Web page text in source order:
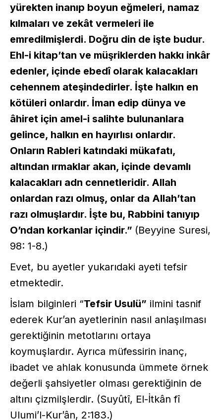
yürekten inanıp boyun eğmeleri, namaz
kılmaları ve zekât vermeleri ile
emredilmişlerdi. Doğru din de işte budur.
Ehl-i kitap’tan ve müşriklerden hakkı inkâr
edenler, içinde ebedî olarak kalacakları
cehennem ateşindedirler. İşte halkın en
kötüleri onlardır. İman edip dünya ve
âhiret için amel-i salihte bulunanlara
gelince, halkın en hayırlısı onlardır.
Onların Rableri katındaki mükafatı,
altından ırmaklar akan, içinde devamlı
kalacakları adn cennetleridir. Allah
onlardan razı olmuş, onlar da Allah’tan
razı olmuşlardır. İşte bu, Rabbini tanıyıp
O’ndan korkanlar içindir.” (Beyyine Suresi,
98: 1-8.)
Evet, bu ayetler yukarıdaki ayeti tefsir
etmektedir.
İslam bilginleri “Tefsir Usulü” ilmini tasnif
ederek Kur’an ayetlerinin nasıl anlaşılması
gerektiğinin metotlarını ortaya
koymuşlardır. Ayrıca müfessirin inanç,
ibadet ve ahlak konusunda ümmete örnek
değerli şahsiyetler olması gerektiğinin de
altını çizmilşlerdir. (Suyûtî, El-İtkân fî
Ulumi’l-Kur’ân, 2:183.)